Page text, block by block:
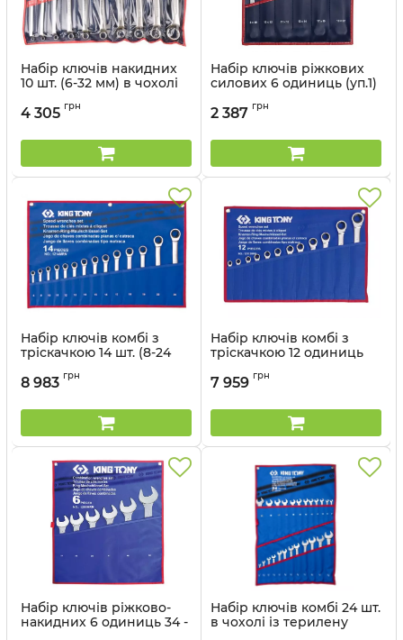
Набір ключів накидних
10 шт. (6-32 мм) в чохолі
Артикул: 1710MR
4 305 грн
Набір ключів ріжкових
силових 6 одиниць (уп.1)
Артикул:
2 387 грн
Набір ключів комбі з
тріскачкою 14 шт. (8-24
Артикул:
8 983 грн
Набір ключів комбі з
тріскачкою 12 одиниць
терилену
7 959 грн
Набір ключів ріжково-
накидних 6 одиниць 34 -
Набір ключів комбі 24 шт.
в чохолі із терилену